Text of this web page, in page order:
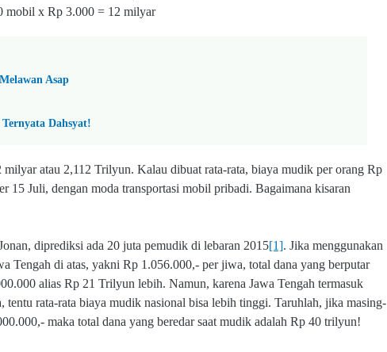
Rp 3.000 = 12 milyar
Asap
Dahsyat!
atau 2,112 Trilyun. Kalau dibuat rata-rata, biaya mudik per orang Rp
15 Juli, dengan moda transportasi mobil pribadi. Bagaimana kisaran
diprediksi ada 20 juta pemudik di lebaran 2015[1]. Jika menggunakan
Tengah di atas, yakni Rp 1.056.000,- per jiwa, total dana yang berputar
alias Rp 21 Trilyun lebih. Namun, karena Jawa Tengah termasuk
tentu rata-rata biaya mudik nasional bisa lebih tinggi. Taruhlah, jika masing-
maka total dana yang beredar saat mudik adalah Rp 40 trilyun!